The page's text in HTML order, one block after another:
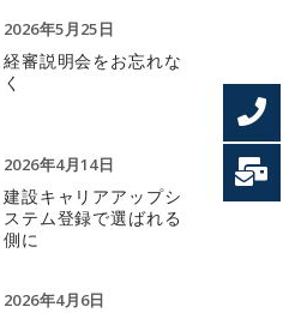
2026年5月25日
経審説明会をお忘れな
く
2026年4月14日
建設キャリアアップシ
ステム登録で選ばれる
側に
2026年4月6日